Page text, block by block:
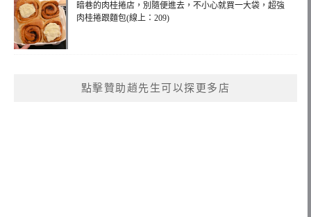
暗巷的肉桂捲店，別隨便進去，不小心就買一大袋，超強
肉桂捲跟麵包(線上：209)
點擊贊助趙先生可以探更多店